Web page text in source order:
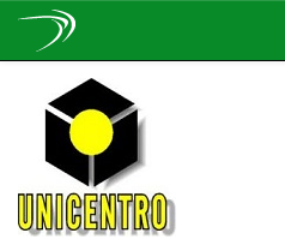
navigation